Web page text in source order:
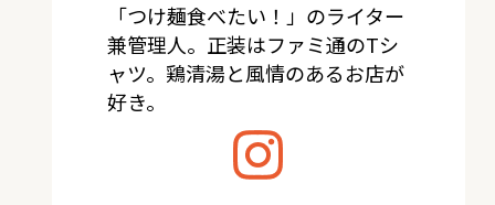
「つけ麺食べたい！」のライター
兼管理人。正装はファミ通のTシ
ャツ。鶏清湯と風情のあるお店が
好き。